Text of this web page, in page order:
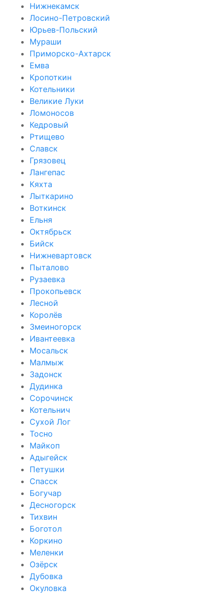
Нижнекамск
Лосино-Петровский
Юрьев-Польский
Мураши
Приморско-Ахтарск
Емва
Кропоткин
Котельники
Великие Луки
Ломоносов
Кедровый
Ртищево
Славск
Грязовец
Лангепас
Кяхта
Лыткарино
Воткинск
Ельня
Октябрьск
Бийск
Нижневартовск
Пыталово
Рузаевка
Прокопьевск
Лесной
Королёв
Змеиногорск
Ивантеевка
Мосальск
Малмыж
Задонск
Дудинка
Сорочинск
Котельнич
Сухой Лог
Тосно
Майкоп
Адыгейск
Петушки
Спасск
Богучар
Десногорск
Тихвин
Боготол
Коркино
Меленки
Озёрск
Дубовка
Окуловка